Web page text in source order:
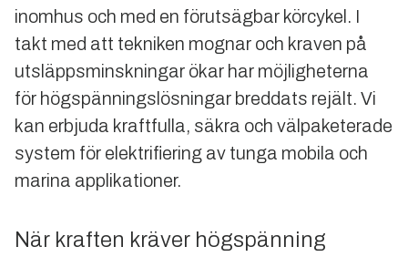
inomhus och med en förutsägbar körcykel. I
takt med att tekniken mognar och kraven på
utsläppsminskningar ökar har möjligheterna
för högspänningslösningar breddats rejält. Vi
kan erbjuda kraftfulla, säkra och välpaketerade
system för elektrifiering av tunga mobila och
marina applikationer.
När kraften kräver högspänning